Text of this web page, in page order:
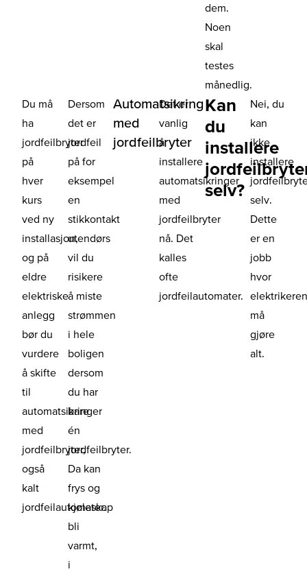
dem.
Noen
skal
testes
månedlig.
Du må
ha
jordfeilbryter
på
hver
kurs
ved ny
installasjon,
og på
eldre
elektriske
anlegg
bør du
vurdere
å skifte
til
automatsikringer
med
jordfeilbryter,
også
kalt
jordfeilautomater.
Dersom
det er
jordfeil
på for
eksempel
en
stikkontakt
utendørs
vil du
risikere
å miste
strømmen
i hele
boligen
dersom
du har
bare
én
jordfeilbryter.
Da kan
frys og
kjøleskap
bli
varmt,
i
Automatsikring
med
jordfeilbryter
Det er
vanlig
å
installere
automatsikringer
med
jordfeilbryter
nå. Det
kalles
ofte
jordfeilautomater.
Kan
du
installere
selv?
Nei, du
kan
ikke
installere
selv.
Dette
er en
jobb
hvor
må
gjøre
alt.